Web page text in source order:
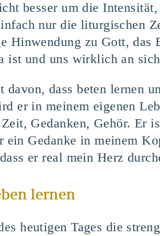
besser um die
nur die liturgischen
Hinwendung zu Gott, das
ist und uns wirklich an
dass beten lernen
er in meinem eigenen
Gedanken, Gehör. Er
Gedanke in meinem
er real mein Herz
lernen
heutigen Tages die